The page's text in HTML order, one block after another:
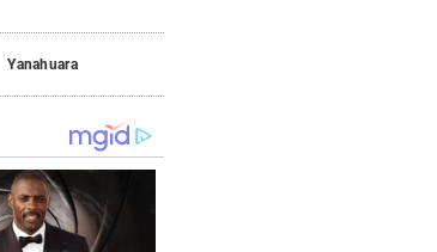
Yanahuara